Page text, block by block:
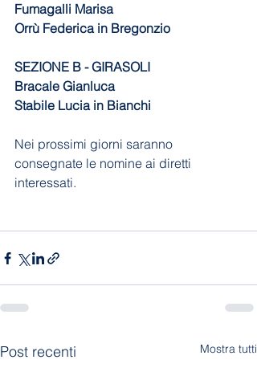
Fumagalli Marisa
Orrù Federica in Bregonzio
SEZIONE B - GIRASOLI
Bracale Gianluca
Stabile Lucia in Bianchi
Nei prossimi giorni saranno
consegnate le nomine ai diretti
interessati.
Post recenti Mostra tutti